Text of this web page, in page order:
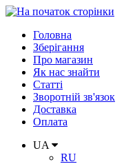
Головна
Зберігання
Про магазин
Як нас знайти
Статті
Зворотній зв'язок
Доставка
Оплата
UA
RU